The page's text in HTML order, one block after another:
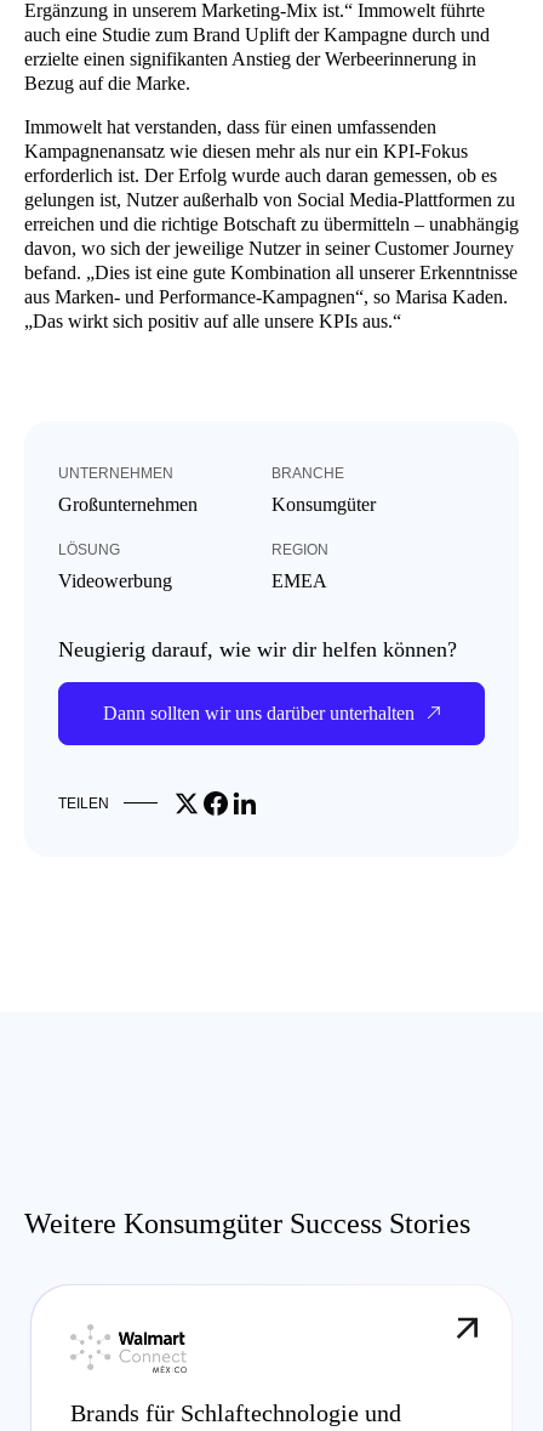
UNTERNEHMEN
Großunternehmen
BRANCHE
Konsumgüter
LÖSUNG
Videowerbung
REGION
EMEA
Neugierig darauf, wie wir dir helfen können?
Dann sollten wir uns darüber unterhalten
TEILEN Share on X
Share on Facebook
Share on LinkedIn
Ergänzung in unserem Marketing-Mix ist.“ Immowelt führte
auch eine Studie zum Brand Uplift der Kampagne durch und
erzielte einen signifikanten Anstieg der Werbeerinnerung in
Bezug auf die Marke.
Immowelt hat verstanden, dass für einen umfassenden
Kampagnenansatz wie diesen mehr als nur ein KPI-Fokus
erforderlich ist. Der Erfolg wurde auch daran gemessen, ob es
gelungen ist, Nutzer außerhalb von Social Media-Plattformen zu
erreichen und die richtige Botschaft zu übermitteln – unabhängig
davon, wo sich der jeweilige Nutzer in seiner Customer Journey
befand. „Dies ist eine gute Kombination all unserer Erkenntnisse
aus Marken- und Performance-Kampagnen“, so Marisa Kaden.
„Das wirkt sich positiv auf alle unsere KPIs aus.“
Weitere Konsumgüter Success Stories
Brands für Schlaftechnologie und